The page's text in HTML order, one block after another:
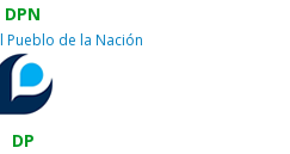
DPN
Pueblo de la Nación
DP